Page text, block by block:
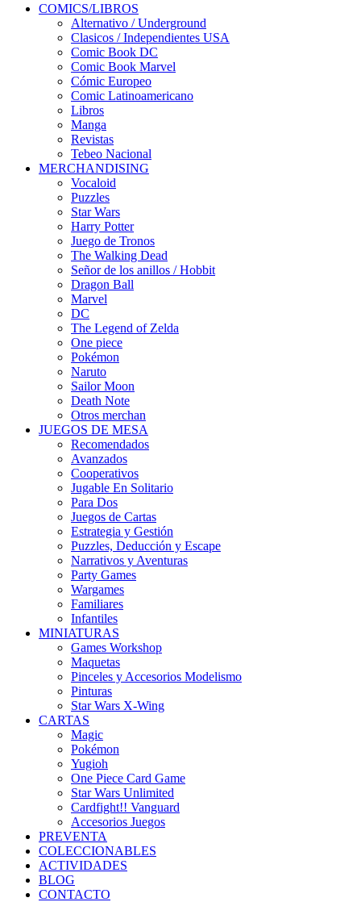
COMICS/LIBROS
Alternativo / Underground
Clasicos / Independientes USA
Comic Book DC
Comic Book Marvel
Cómic Europeo
Comic Latinoamericano
Libros
Manga
Revistas
Tebeo Nacional
MERCHANDISING
Vocaloid
Puzzles
Star Wars
Harry Potter
Juego de Tronos
The Walking Dead
Señor de los anillos / Hobbit
Dragon Ball
Marvel
DC
The Legend of Zelda
One piece
Pokémon
Naruto
Sailor Moon
Death Note
Otros merchan
JUEGOS DE MESA
Recomendados
Avanzados
Cooperativos
Jugable En Solitario
Para Dos
Juegos de Cartas
Estrategia y Gestión
Puzzles, Deducción y Escape
Narrativos y Aventuras
Party Games
Wargames
Familiares
Infantiles
MINIATURAS
Games Workshop
Maquetas
Pinceles y Accesorios Modelismo
Pinturas
Star Wars X-Wing
CARTAS
Magic
Pokémon
Yugioh
One Piece Card Game
Star Wars Unlimited
Cardfight!! Vanguard
Accesorios Juegos
PREVENTA
COLECCIONABLES
ACTIVIDADES
BLOG
CONTACTO